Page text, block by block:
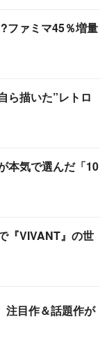
ファミマ45％増量
描いた”レトロ
本気で選んだ「10
『VIVANT』の世
注目作＆話題作が